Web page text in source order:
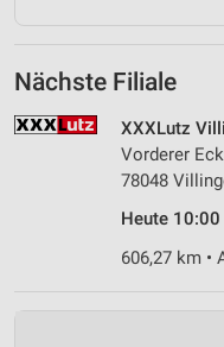
Nächste Filiale
XXXLutz
Vorderer
78048
Heute
606,27 km •